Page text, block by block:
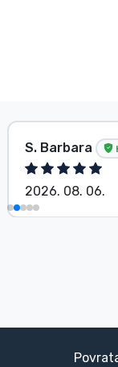
S. Barbara
2026. 08. 06.